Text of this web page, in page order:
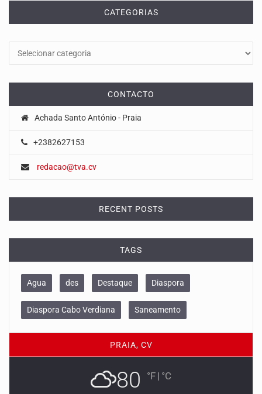
CATEGORIAS
CONTACTO
Achada Santo António - Praia
+2382627153
redacao@tva.cv
RECENT POSTS
TAGS
Agua des Destaque Diaspora
Diaspora Cabo Verdiana Saneamento
PRAIA, CV
80 °F | °C